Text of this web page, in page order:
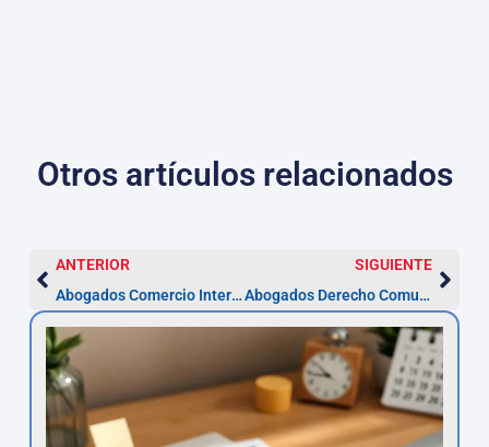
Otros artículos relacionados
ANTERIOR
Abogados Comercio Internacional en Castellón
SIGUIENTE
Abogados Derecho Comunitario en Castellón